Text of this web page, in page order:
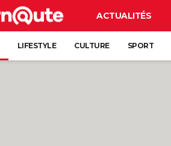
ACTUALITÉS
LIFESTYLE CULTURE SPORT